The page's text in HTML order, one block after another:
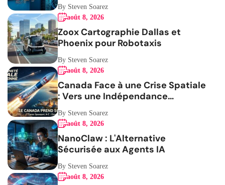
By Steven Soarez
août 8, 2026
Zoox Cartographie Dallas et
Phoenix pour Robotaxis
By Steven Soarez
août 8, 2026
Canada Face à une Crise Spatiale
: Vers une Indépendance
Stratégique
By Steven Soarez
août 8, 2026
NanoClaw : L'Alternative
Sécurisée aux Agents IA
By Steven Soarez
août 8, 2026